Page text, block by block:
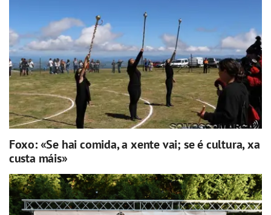
Foxo: «Se hai comida, a xente vai; se é cultura, xa
custa máis»